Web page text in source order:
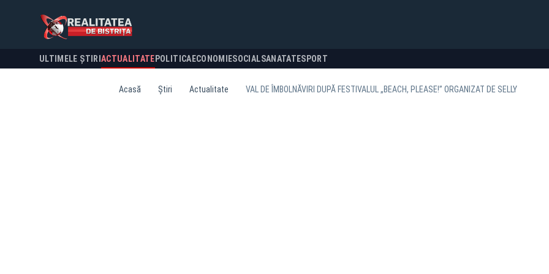
ULTIMELE ȘTIRI ACTUALITATE POLITICA ECONOMIESOCIALSANATATESPORT
Acasă Știri Actualitate VAL DE ÎMBOLNĂVIRI DUPĂ FESTIVALUL „BEACH, PLEASE!” ORGANIZAT DE SELLY